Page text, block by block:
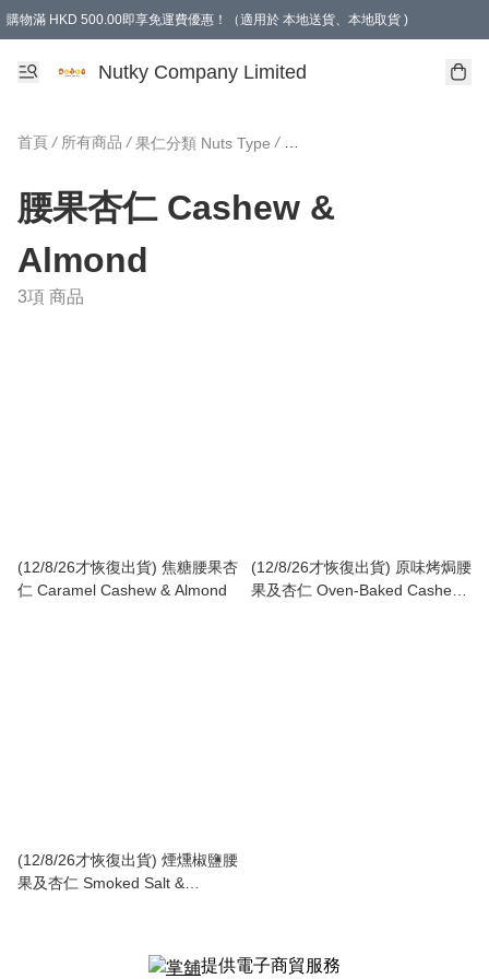
購物滿 HKD 500.00即享免運費優惠！（適用於 本地送貨、本地取貨 )
Nutky Company Limited
首頁 / 所有商品 / 果仁分類 Nuts Type / 腰果杏仁 Cashew & Almond
腰果杏仁 Cashew &
Almond
3項 商品
(12/8/26才恢復出貨) 焦糖腰果杏
仁 Caramel Cashew & Almond
(12/8/26才恢復出貨) 原味烤焗腰
果及杏仁 Oven-Baked Cashew
(12/8/26才恢復出貨) 煙燻椒鹽腰
果及杏仁 Smoked Salt &
提供電子商貿服務